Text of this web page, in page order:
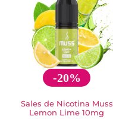
-20%
Sales de Nicotina Muss
Lemon Lime 10mg